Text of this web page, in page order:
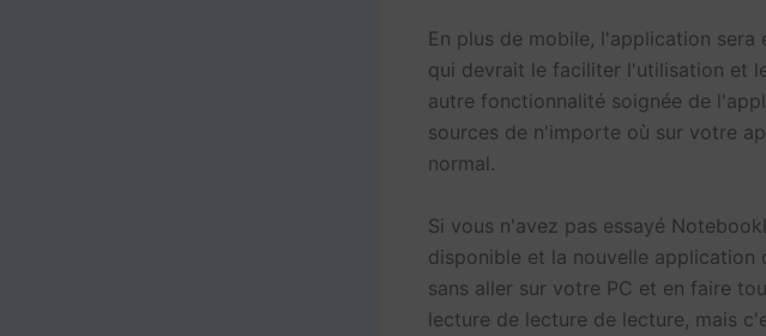
En plus de mobile, l'application
qui devrait le faciliter l'utilisation et
autre fonctionnalité soignée de
sources de n'importe où sur votre
normal.
Si vous n'avez pas essayé
disponible et la nouvelle
sans aller sur votre PC et en faire
lecture de lecture de lecture, mais